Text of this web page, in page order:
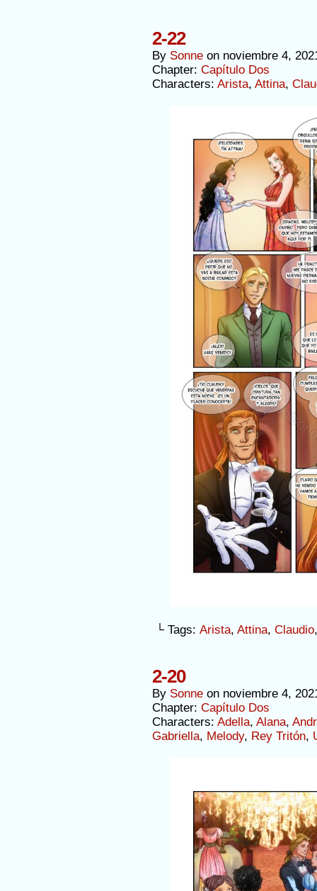
2-22
By Sonne on noviembre 4,
Chapter: Capítulo Dos
Characters: Arista, Attina,
└ Tags: Arista, Attina, Claudio
2-20
By Sonne on noviembre 4,
Chapter: Capítulo Dos
Characters: Adella, Alana,
Gabriella, Melody, Rey Tritón,